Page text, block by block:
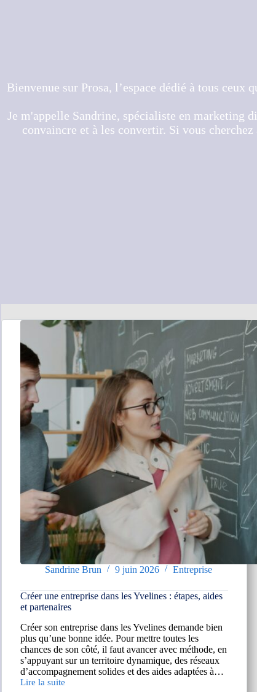
Bienvenue sur Prosa, l’espace dédié à tous ceux
Je m'appelle Sandrine, spécialiste en marketing
convaincre et à les convertir. Si vous
Sandrine Brun 9 juin 2026 Entreprise
Créer une entreprise dans les Yvelines : étapes, aides
et partenaires
Créer son entreprise dans les Yvelines demande bien
plus qu’une bonne idée. Pour mettre toutes les
chances de son côté, il faut avancer avec méthode, en
s’appuyant sur un territoire dynamique, des réseaux
d’accompagnement solides et des aides adaptées à…
Lire la suite
Créer